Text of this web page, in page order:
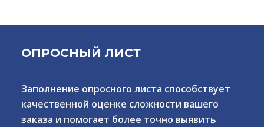
ОПРОСНЫЙ ЛИСТ
Заполнение опросного листа способствует
качественной оценке сложности вашего
заказа и помогает более точно выявить